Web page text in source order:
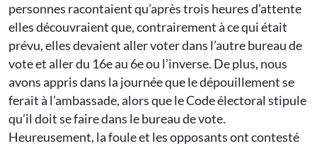
personnes racontaient qu’après trois heures d’attente
elles découvraient que, contrairement à ce qui était
prévu, elles devaient aller voter dans l’autre bureau de
vote et aller du 16e au 6e ou l’inverse. De plus, nous
avons appris dans la journée que le dépouillement se
ferait à l’ambassade, alors que le Code électoral stipule
qu’il doit se faire dans le bureau de vote.
Heureusement, la foule et les opposants ont contesté